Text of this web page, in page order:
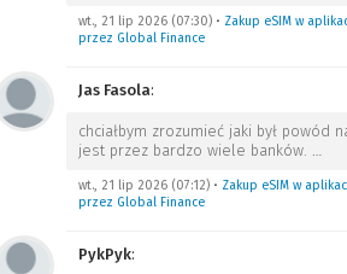
wt., 21 lip 2026 (07:30) • Zakup eSIM w
przez Global Finance
Jas Fasola:
chciałbym zrozumieć jaki był powód
jest przez bardzo wiele banków. …
wt., 21 lip 2026 (07:12) • Zakup eSIM w
przez Global Finance
PykPyk: